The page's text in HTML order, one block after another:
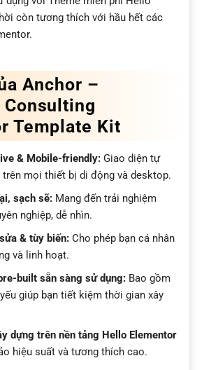
còn tương thích với hầu hết các
Anchor –
Template Kit
& Mobile-friendly:Giao diện tự
mọi thiết bị di động và desktop.
sạch sẽ:Mang đến trải nghiệm
nghiệp, dễ nhìn.
& tùy biến:Cho phép bạn cá nhân
và linh hoạt.
built sẵn sàng sử dụng:Bao gồm
giúp bạn tiết kiệm thời gian xây
dựng trên nền tảng Hello Elementor
hiệu suất và tương thích cao.